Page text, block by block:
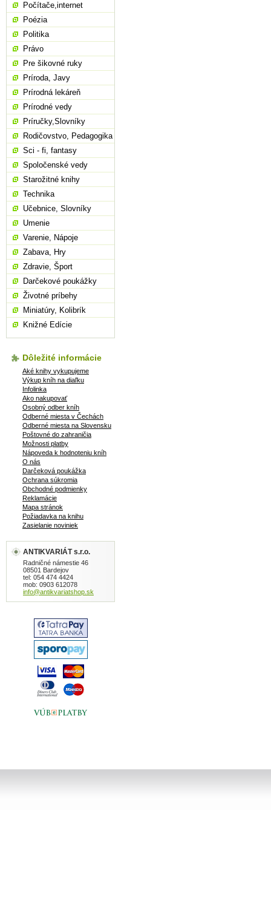
Počítače,internet
Poézia
Politika
Právo
Pre šikovné ruky
Príroda, Javy
Prírodná lekáreň
Prírodné vedy
Príručky,Slovníky
Rodičovstvo, Pedagogika
Sci - fi, fantasy
Spoločenské vedy
Starožitné knihy
Technika
Učebnice, Slovníky
Umenie
Varenie, Nápoje
Zabava, Hry
Zdravie, Šport
Darčekové poukážky
Životné príbehy
Miniatúry, Kolibrík
Knižné Edície
Dôležité informácie
Aké knihy vykupujeme
Výkup kníh na diaľku
Infolinka
Ako nakupovať
Osobný odber kníh
Odberné miesta v Čechách
Odberné miesta na Slovensku
Poštovné do zahraničia
Možnosti platby
Nápoveda k hodnoteniu kníh
O nás
Darčeková poukážka
Ochrana súkromia
Obchodné podmienky
Reklamácie
Mapa stránok
Požiadavka na knihu
Zasielanie noviniek
ANTIKVARIÁT s.r.o.
Radničné námestie 46
08501 Bardejov
tel: 054 474 4424
mob: 0903 612078
info@antikvariatshop.sk